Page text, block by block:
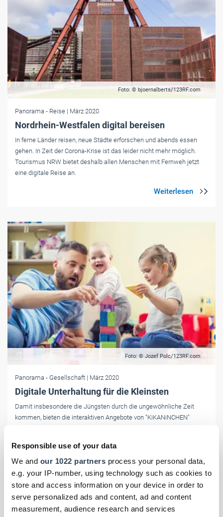
Responsible use of your data
We and our 1022 partners process your personal data,
e.g. your IP-number, using technology such as cookies to
store and access information on your device in order to
serve personalized ads and content, ad and content
measurement, audience research and services
Foto: © bjoernalberts/123RF.com
Panorama - Reise | März 2020
Nordrhein-Westfalen digital bereisen
In ferne Länder reisen, neue Städte erforschen und abends essen
gehen. In Zeit der Corona-Krise ist das leider nicht mehr möglich.
Tourismus NRW bietet deshalb allen Menschen mit Fernweh jetzt
eine digitale Reise an.
Foto: © Jozef Polc/123RF.com
Panorama - Gesellschaft | März 2020
Digitale Unterhaltung für die Kleinsten
Damit insbesondere die Jüngsten durch die ungewöhnliche Zeit
kommen, bieten die interaktiven Angebote von "KiKANiNCHEN"